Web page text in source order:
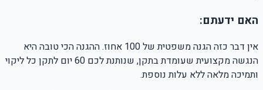
האם ידעתם:
אין דבר כזה הגנה משפטית של 100 אחוז. ההגנה הכי טובה היא
הנגשה מקצועית שעומדת בתקן, שנותנת לכם 60 יום לתקן כל ליקוי
ותמיכה מלאה ללא עלות נוספת.